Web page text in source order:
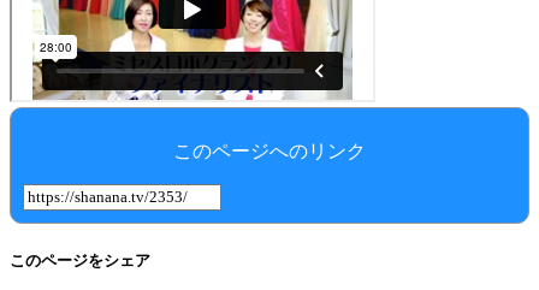
このページへのリンク
このページをシェア